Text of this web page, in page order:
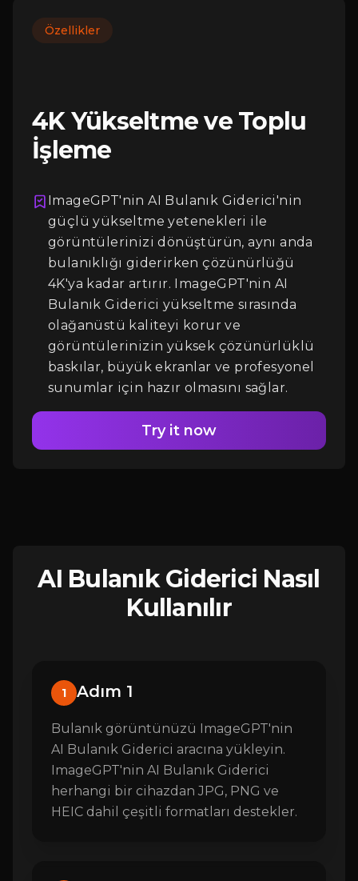
Özellikler
4K Yükseltme ve Toplu
İşleme
ImageGPT'nin AI Bulanık Giderici'nin
güçlü yükseltme yetenekleri ile
görüntülerinizi dönüştürün, aynı anda
bulanıklığı giderirken çözünürlüğü
4K'ya kadar artırır. ImageGPT'nin AI
Bulanık Giderici yükseltme sırasında
olağanüstü kaliteyi korur ve
görüntülerinizin yüksek çözünürlüklü
baskılar, büyük ekranlar ve profesyonel
sunumlar için hazır olmasını sağlar.
Try it now
AI Bulanık Giderici Nasıl
Kullanılır
1 Adım 1
Bulanık görüntünüzü ImageGPT'nin
AI Bulanık Giderici aracına yükleyin.
ImageGPT'nin AI Bulanık Giderici
herhangi bir cihazdan JPG, PNG ve
HEIC dahil çeşitli formatları destekler.